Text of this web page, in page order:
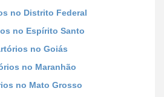
no Distrito Federal
no Espírito Santo
no Goiás
no Maranhão
no Mato Grosso